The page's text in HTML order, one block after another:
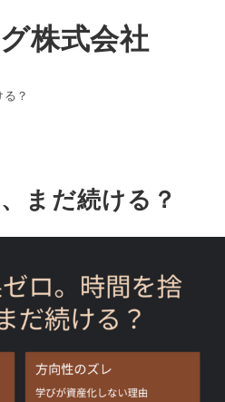
株式会社
？
まだ続ける？